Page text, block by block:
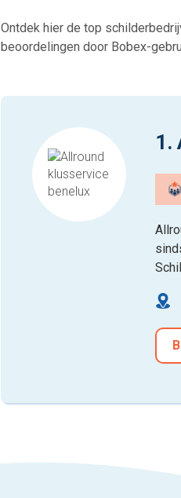
Ontdek hier de top
beoordelingen door Bobex-
1.